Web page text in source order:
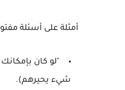
أمثلة على أسئلة
"لو كان
شيء يحيرهم).